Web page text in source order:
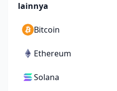
lainnya
Bitcoin
Ethereum
Solana